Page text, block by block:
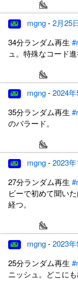
mgng-2月25
34分ランダム再生
ュ。特殊なコード
mgng-2024
35分ランダム再生
のバラード。
mgng-2023
27分ランダム再生
ビーで初めて聞い
経つ。
mgng-2023
25分ランダム再生
ニッシュ。どこにも